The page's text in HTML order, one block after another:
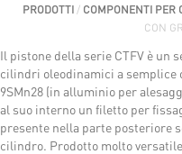
PRODOTTI / COMPONENTI PER
CON
Il pistone della serie CTFV è un
cilindri oleodinamici a semplice
9SMn28 (in alluminio per
al suo interno un filetto per
presente nella parte posteriore
cilindro. Prodotto molto